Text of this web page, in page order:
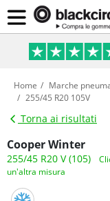
Home Marche
255/45 R20 105V
Torna ai risultati
Cooper Winter
255/45 R20 V (105)
un'altra misura